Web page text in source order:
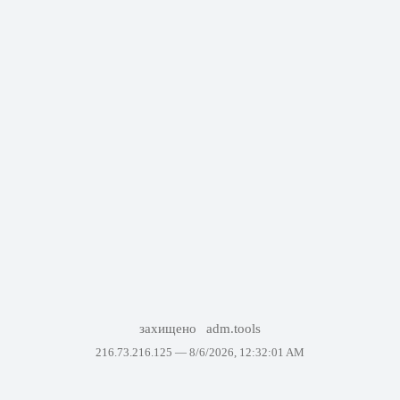
захищено adm.tools
216.73.216.125 — 8/6/2026, 12:32:01 AM